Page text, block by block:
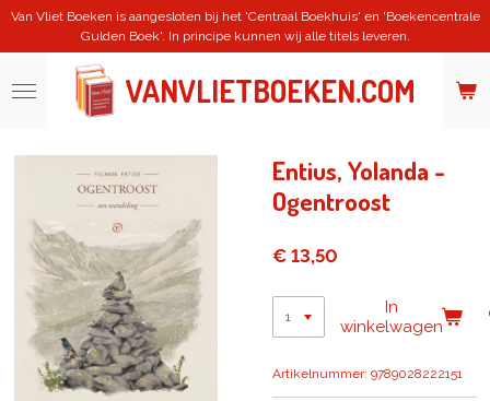
Ga
hoofdinhoud
VANVLIETBOEKEN.COM
Van Vliet Boeken is aangesloten bij het 'Centraal Boekhuis' en 'Boekencentrale
Gulden Boek'. In principe kunnen wij alle titels leveren.
Entius, Yolanda -
Ogentroost
€ 13,50
In
winkelwagen
Artikelnummer: 9789028222151